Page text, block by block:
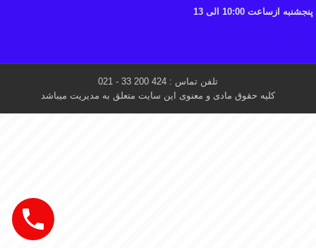
پنجشنبه ازساعت 10:00 الی 13
تلفن تماس : 424 200 33 - 021
کلیه حقوق مادی و معنوی این سایت متعلق به مدیریت میباشد